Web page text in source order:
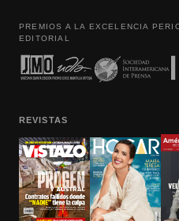
PREMIOS A LA EXCELENCIA
EDITORIAL
REVISTAS